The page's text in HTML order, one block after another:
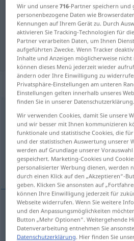
Deutsch-
für "schlau"
"schlau"
„schlau“
schlau
Übersicht aller
(Für mehr Details die Übersetzung
chytrý, lstivý
chytrý,lstivý schlau
Wir und unsere716-Partner speichern und
personenbezogene Daten wie
Kennungen auf Ihrem Gerät zu. Durch
aktivieren Sie Tracking-Technologien für
Partner verarbeiten Daten, um Ihnen
aufgeführten Zwecke. Wenn Tracker
Inhalte und Anzeigen möglicherweise nicht
können dieses Menü jederzeit wieder
ändern oder Ihre Einwilligung zu
Privatsphäre-Einstellungen am unteren
Einstellungen gelten innerhalb unseres
finden Sie in unserer Datenschutzerklärung.
Wir verwenden Cookies, damit Sie unsere
und wir besser mit Ihnen kommunizieren
funktionale und statistische Cookies, die
und der statistischen Auswertung unserer
werden auf Grundlage unserer
gespeichert. Marketing-Cookies und
personalisierter Werbung dienen, werden
durch einen Klick auf den „Akzeptieren“-
geben. Klicken Sie ansonsten auf
können Ihre Einwilligung jederzeit für
Webseite widerrufen. Wenn Sie weitere
und den Anpassungsmöglichkeiten
Button „Mehr Optionen“. Weitergehende
Datenverarbeitung entnehmen Sie
Datenschutzerklärung. Hier finden Sie